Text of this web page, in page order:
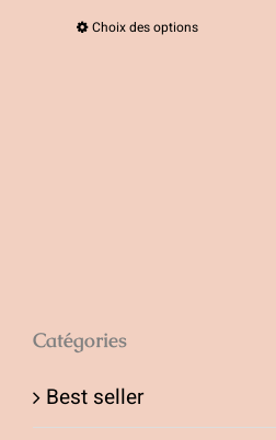
Choix des optionsCe
Catégories
Best seller